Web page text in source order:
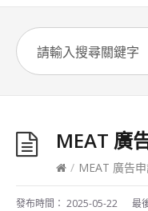
MEAT 廣
/ MEAT 廣告
發布時間： 2025-05-22 最